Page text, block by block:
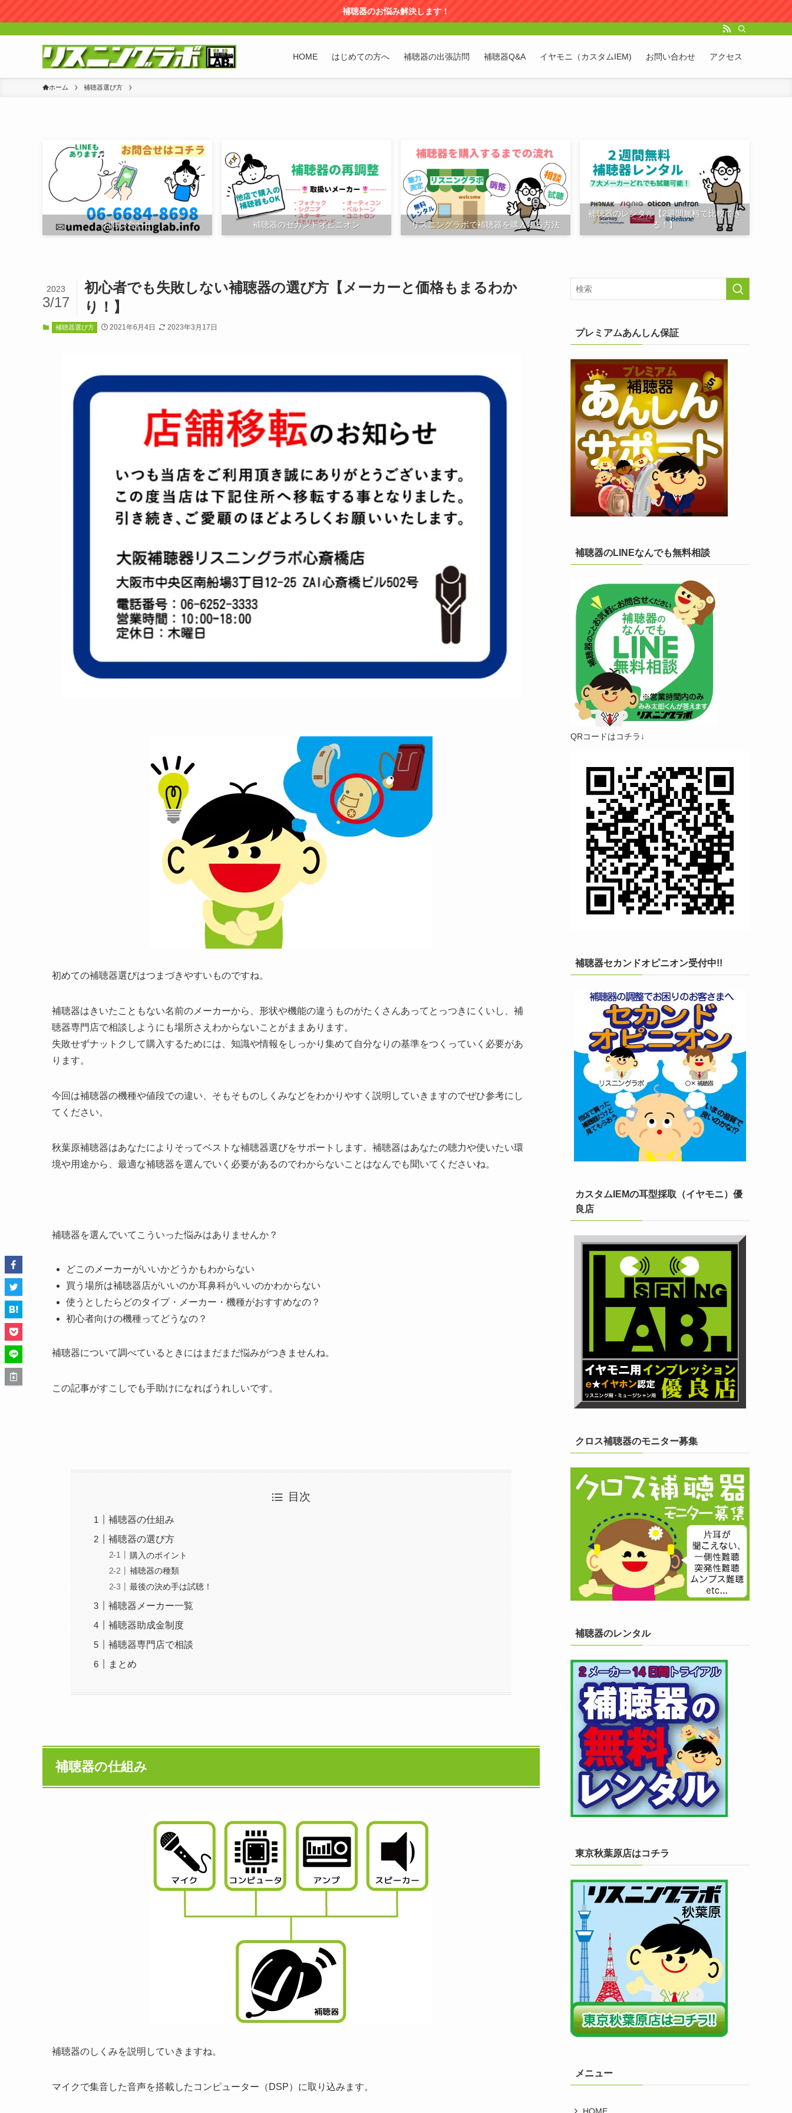
補聴器のお悩み解決します！
HOME はじめての方へ 補聴器の出張訪問 補聴器Q&A イヤモニ（カスタムIEM) お問い合わせ アクセス
ホーム 補聴器選び方
お問い合わせ 補聴器のセカンドオピニオン リスニングラボで補聴器を購入する方法
補聴器のレンタル【2週間無料で比較でき
る！】
初心者でも失敗しない補聴器の選び方【メーカーと価格もまるわか
り！】
2023
3/17
補聴器選び方 2021年6月4日 2023年3月17日
初めての補聴器選びはつまづきやすいものですね。
補聴器はきいたこともない名前のメーカーから、形状や機能の違うものがたくさんあってとっつきにくいし、補
聴器専門店で相談しようにも場所さえわからないことがままあります。
失敗せずナットクして購入するためには、知識や情報をしっかり集めて自分なりの基準をつくっていく必要があ
ります。
今回は補聴器の機種や値段での違い、そもそものしくみなどをわかりやすく説明していきますのでぜひ参考にし
てください。
秋葉原補聴器はあなたによりそってベストな補聴器選びをサポートします。補聴器はあなたの聴力や使いたい環
境や用途から、最適な補聴器を選んでいく必要があるのでわからないことはなんでも聞いてくださいね。
補聴器を選んでいてこういった悩みはありませんか？
どこのメーカーがいいかどうかもわからない
買う場所は補聴器店がいいのか耳鼻科がいいのかわからない
使うとしたらどのタイプ・メーカー・機種がおすすめなの？
初心者向けの機種ってどうなの？
補聴器について調べているときにはまだまだ悩みがつきませんね。
この記事がすこしでも手助けになればうれしいです。
目次
補聴器の仕組み
補聴器の選び方
購入のポイント
補聴器の種類
最後の決め手は試聴！
補聴器メーカー一覧
補聴器助成金制度
補聴器専門店で相談
まとめ
補聴器の仕組み
補聴器のしくみを説明していきますね。
マイクで集音した音声を搭載したコンピューター（DSP）に取り込みます。
プレミアムあんしん保証
補聴器のLINEなんでも無料相談
QRコードはコチラ↓
補聴器セカンドオピニオン受付中!!
カスタムIEMの耳型採取（イヤモニ）優
良店
クロス補聴器のモニター募集
補聴器のレンタル
東京秋葉原店はコチラ
メニュー
HOME